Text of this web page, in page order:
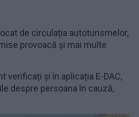
de circulația autoturismelor,
provoacă și mai multe
verificați și în aplicația E-DAC,
despre persoana în cauză,